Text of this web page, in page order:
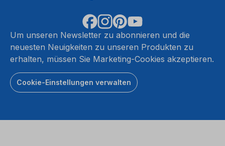
Um unseren Newsletter zu abonnieren und die
neuesten Neuigkeiten zu unseren Produkten zu
erhalten, müssen Sie Marketing-Cookies akzeptieren.
Cookie-Einstellungen verwalten